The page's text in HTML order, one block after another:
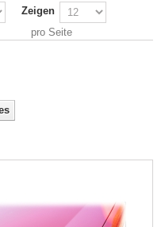
Zeigen
pro Seite